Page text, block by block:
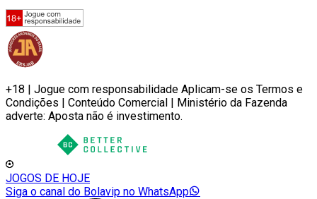
+18 | Jogue com responsabilidade Aplicam-se os Termos e
Condições | Conteúdo Comercial | Ministério da Fazenda
adverte: Aposta não é investimento.
JOGOS DE HOJE
Siga o canal do Bolavip no WhatsApp